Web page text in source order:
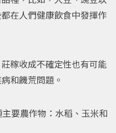
在人們健康飲食中發揮作
稼收成不確定性也有可能
和饑荒問題。
要農作物：水稻、玉米和